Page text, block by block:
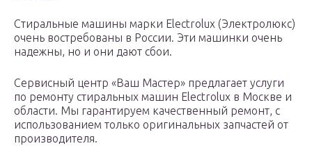
Стиральные машины марки Electrolux (Электролюкс)
очень востребованы в России. Эти машинки очень
надежны, но и они дают сбои.
Сервисный центр «Ваш Мастер» предлагает услуги
по ремонту стиральных машин Electrolux в Москве и
области. Мы гарантируем качественный ремонт, с
использованием только оригинальных запчастей от
производителя.